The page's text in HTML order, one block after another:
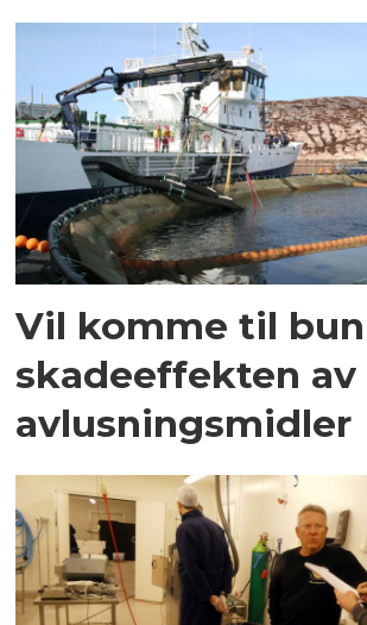
Vil komme til
skadeeffekten av
avlusningsmidler